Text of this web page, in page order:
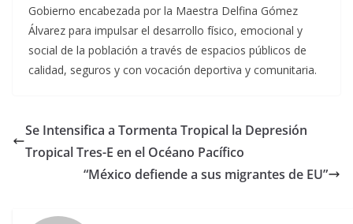
Gobierno encabezada por la Maestra Delfina Gómez
Álvarez para impulsar el desarrollo físico, emocional y
social de la población a través de espacios públicos de
calidad, seguros y con vocación deportiva y comunitaria.
Se Intensifica a Tormenta Tropical la Depresión
Tropical Tres-E en el Océano Pacífico
“México defiende a sus migrantes de EU”